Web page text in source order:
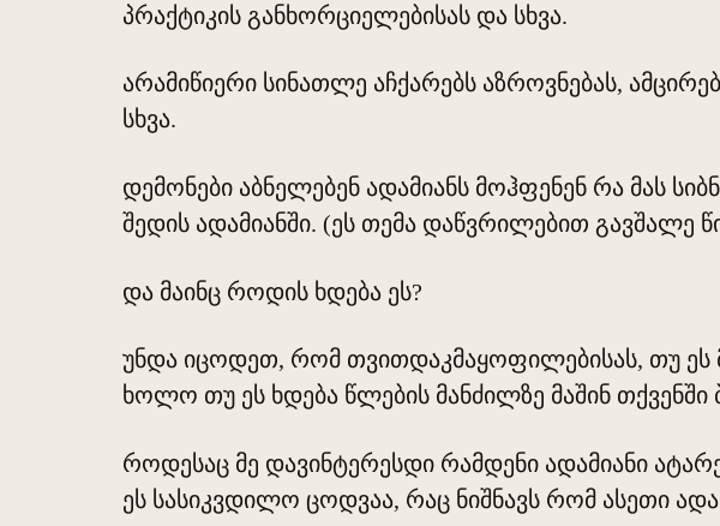
პრაქტიკის განხორციელებისას და სხვა.
არამიწიერი სინათლე აჩქარებს აზროვნებას,
სხვა.
დემონები აბნელებენ ადამიანს მოჰფენენ რა მას
შედის ადამიანში. (ეს თემა დაწვრილებით გავშალე
და მაინც როდის ხდება ეს?
უნდა იცოდეთ, რომ თვითდაკმაყოფილებისას, თუ
ხოლო თუ ეს ხდება წლების მანძილზე მაშინ
როდესაც მე დავინტერესდი რამდენი ადამიანი
ეს სასიკვდილო ცოდვაა, რაც ნიშნავს რომ ასეთი